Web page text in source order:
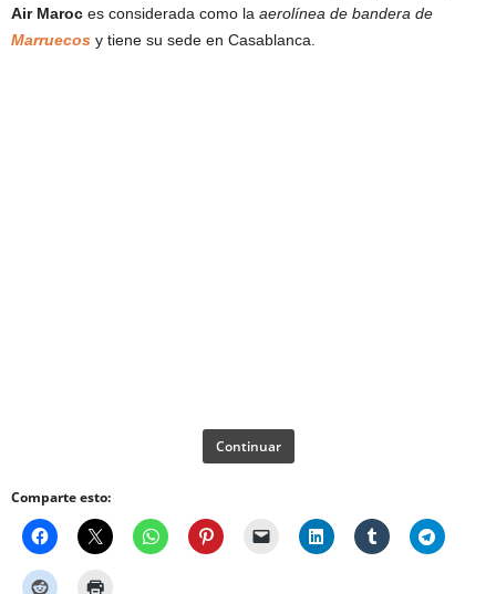
Air Maroc es considerada como la aerolínea de bandera de
Marruecos y tiene su sede en Casablanca.
Continuar
Comparte esto: